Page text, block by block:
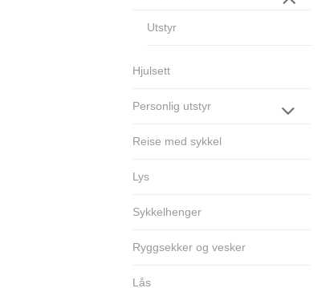
Utstyr
Hjulsett
Personlig utstyr
Reise med sykkel
Lys
Sykkelhenger
Ryggsekker og vesker
Lås